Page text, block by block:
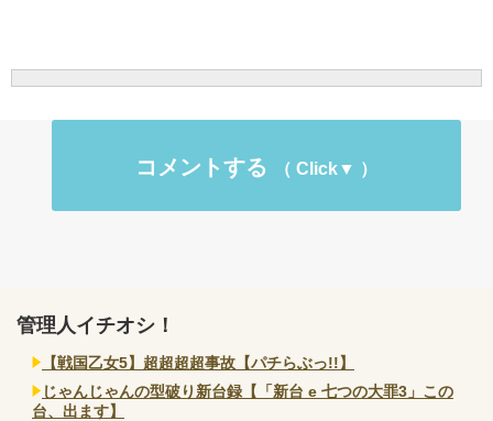
コメントする
管理人イチオシ！
【戦国乙女5】超超超超事故【パチらぶっ!!】
じゃんじゃんの型破り新台録【「新台 e 七つの大罪3」この
台、出ます】